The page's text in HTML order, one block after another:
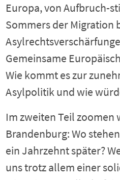
Europa, von Aufbruch-
Sommers der Migration
Gemeinsame
Wie kommt es zur
Asylpolitik und wie
Im zweiten Teil zoomen
Brandenburg: Wo
ein Jahrzehnt später?
uns trotz allem einer